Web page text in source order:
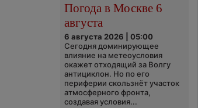
Погода в Москве 6
августа
6 августа 2026 | 05:00
Сегодня доминирующее
влияние на метеоусловия
окажет отходящий за Волгу
антициклон. Но по его
периферии скользнёт участок
атмосферного фронта,
создавая условия...